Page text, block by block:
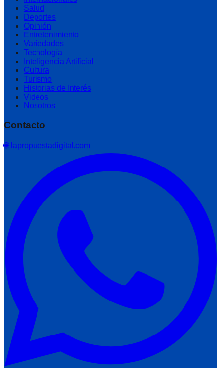
Salud
Deportes
Opinión
Entretenimiento
Variedades
Tecnología
Inteligencia Artificial
Cultura
Turismo
Historias de Interés
Videos
Nosotros
Contacto
🌐 lapropuestadigital.com